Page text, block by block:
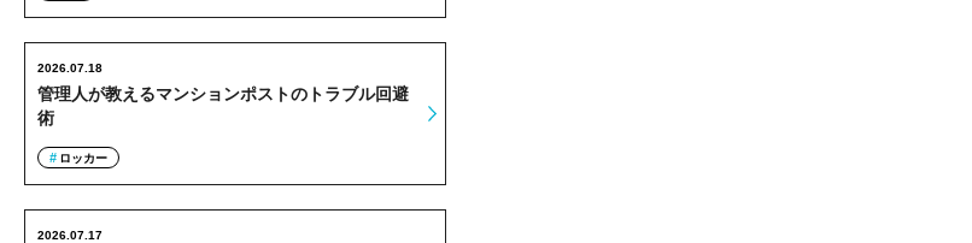
管理人が教えるマンションポストのトラブル回避
術
2026.07.18
ロッカー
2026.07.17